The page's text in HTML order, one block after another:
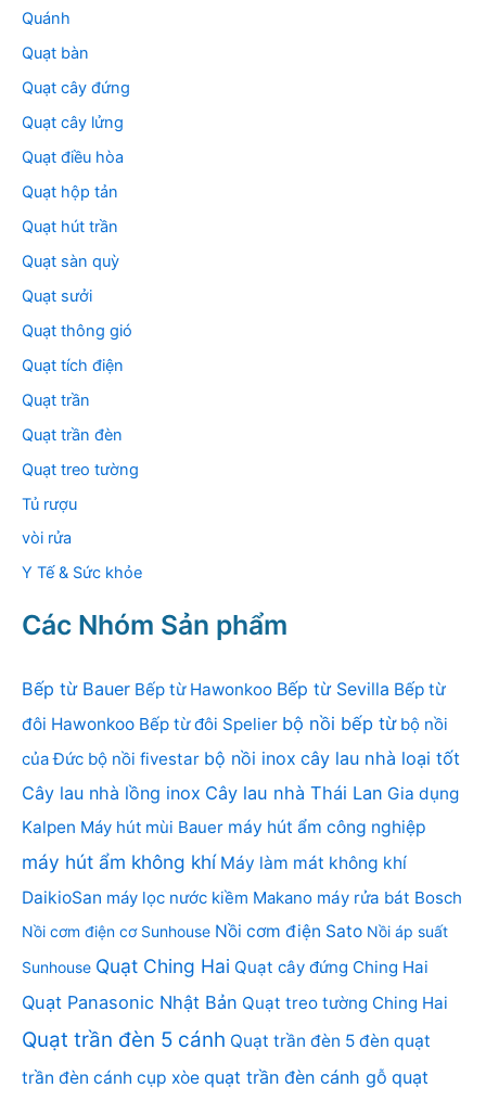
Quánh
Quạt bàn
Quạt cây đứng
Quạt cây lửng
Quạt điều hòa
Quạt hộp tản
Quạt hút trần
Quạt sàn quỳ
Quạt sưởi
Quạt thông gió
Quạt tích điện
Quạt trần
Quạt trần đèn
Quạt treo tường
Tủ rượu
vòi rửa
Y Tế & Sức khỏe
Các Nhóm Sản phẩm
Bếp từ Bauer Bếp từ Hawonkoo Bếp từ Sevilla Bếp từ
đôi Hawonkoo Bếp từ đôi Spelier bộ nồi bếp từ bộ nồi
của Đức bộ nồi fivestar bộ nồi inox cây lau nhà loại tốt
Cây lau nhà lồng inox Cây lau nhà Thái Lan Gia dụng
Kalpen Máy hút mùi Bauer máy hút ẩm công nghiệp
máy hút ẩm không khí Máy làm mát không khí
DaikioSan máy lọc nước kiềm Makano máy rửa bát Bosch
Nồi cơm điện cơ Sunhouse Nồi cơm điện Sato Nồi áp suất
Sunhouse Quạt Ching Hai Quạt cây đứng Ching Hai
Quạt Panasonic Nhật Bản Quạt treo tường Ching Hai
Quạt trần đèn 5 cánh Quạt trần đèn 5 đèn quạt
trần đèn cánh cụp xòe quạt trần đèn cánh gỗ quạt